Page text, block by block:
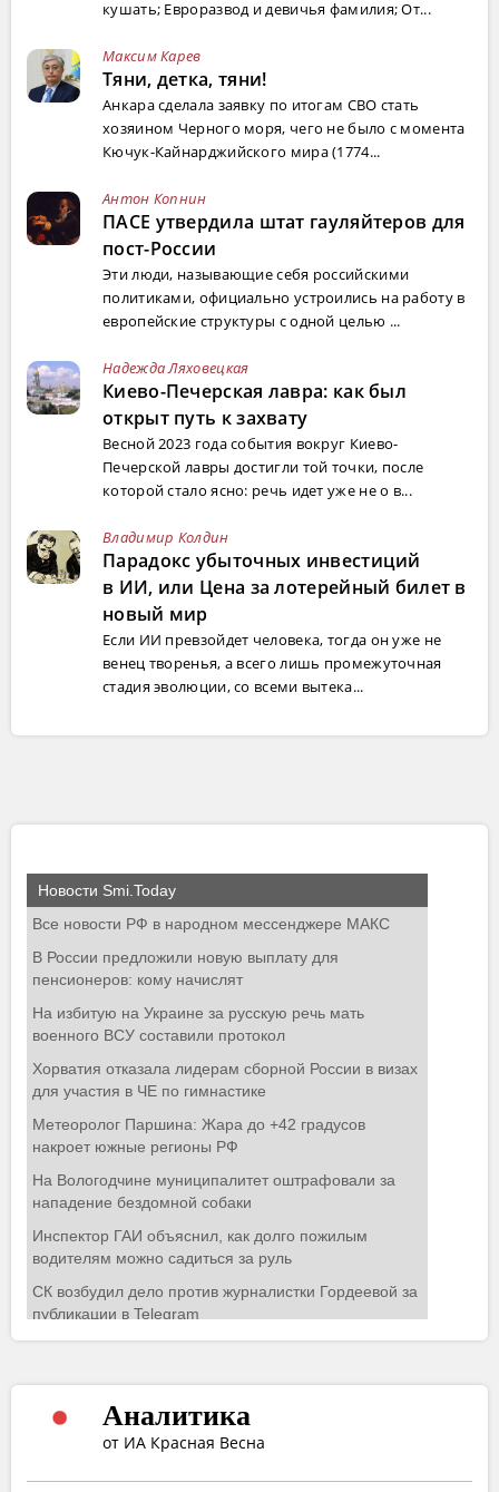
кушать; Евроразвод и девичья фамилия; От...
Максим Карев
Тяни, детка, тяни!
Анкара сделала заявку по итогам СВО стать
хозяином Черного моря, чего не было с момента
Кючук-Кайнарджийского мира (1774...
Антон Копнин
ПАСЕ утвердила штат гауляйтеров для
пост-России
Эти люди, называющие себя российскими
политиками, официально устроились на работу в
европейские структуры с одной целью ...
Надежда Ляховецкая
Киево-Печерская лавра: как был
открыт путь к захвату
Весной 2023 года события вокруг Киево-
Печерской лавры достигли той точки, после
которой стало ясно: речь идет уже не о в...
Владимир Колдин
Парадокс убыточных инвестиций
в ИИ, или Цена за лотерейный билет в
новый мир
Если ИИ превзойдет человека, тогда он уже не
венец творенья, а всего лишь промежуточная
стадия эволюции, со всеми вытека...
Аналитика
от ИА Красная Весна